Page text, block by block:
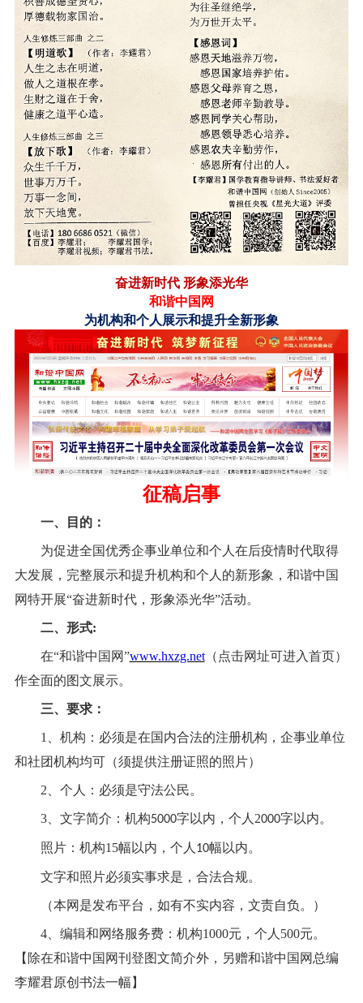
奋进新时代 形象添光华
和谐中国网
为机构和个人展示和提升全新形象
征稿启事
一、目的：
为促进全国优秀企事业单位和个人 在后疫情时代取得
大发展，完整展示和提升机构和个人的新形象，和谐中国
网特开展“奋进新时代，形象添光华”活动。
二、形式:
在“和谐中国网”www.hxzg.net（点击网址可进入首页）
作全面的图文展示。
三、要求：
1、机构：必须是在国内合法的注册机构，企事业单位
和社团机构均可（须提供注册证照的照片）
2、个人：必须是守法公民。
3、文字简介：机构5000字以内，个人 2000字以内。
照片：机构15幅以内，个人 10幅以内。
文字和照片必须实事求是，合法合规。
（本网是发布平台，如有不实内容，文责自负。）
4、编辑和网络服务费：机构1000元，个人500元。
【除在和谐中国网刊登图文简介外，另赠和谐中国网总编
李耀君原创书法一幅】